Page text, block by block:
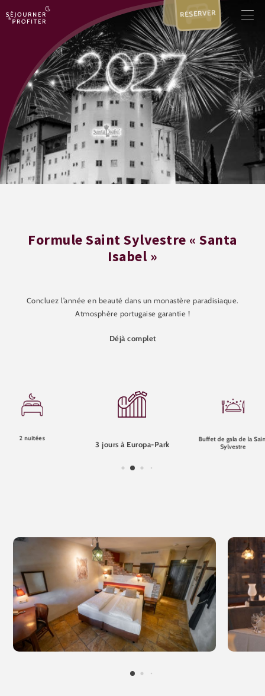
RÉSERVER
Formule Saint Sylvestre « Santa
Isabel »
Concluez l’année en beauté dans un monastère paradisiaque.
Atmosphère portugaise garantie !
Déjà complet
2 nuitées
3 jours à Europa-Park
Buffet de gala de la
Sylvestre